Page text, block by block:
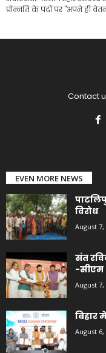
प्रोन्नति के पदों पर "अपने ही
Contact
EVEN MORE NEWS
विरोध
August 7,
संत
-सीएम
August 7,
बिहार
August 6,